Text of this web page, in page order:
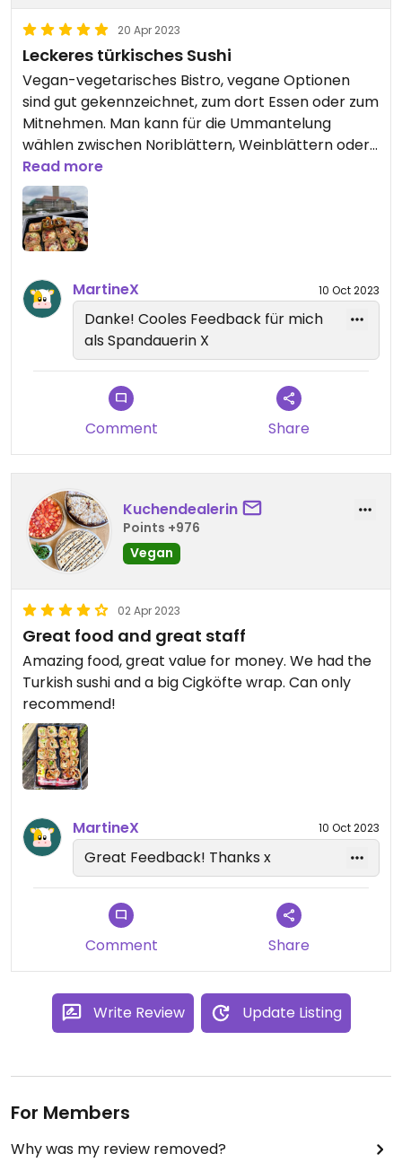
20 Apr 2023
Leckeres türkisches Sushi
Vegan-vegetarisches Bistro, vegane Optionen
sind gut gekennzeichnet, zum dort Essen oder zum
Mitnehmen. Man kann für die Ummantelung
wählen zwischen Noriblättern, Weinblättern oder
Wrap. Ich fand es sehr lecker. Werde bestimmt
nochmal hingehen.
Read more
MartineX 10 Oct 2023
Danke! Cooles Feedback für mich
als Spandauerin X
Comment Share
Kuchendealerin
Points +976
Vegan
02 Apr 2023
Great food and great staff
Amazing food, great value for money. We had the
Turkish sushi and a big Cigköfte wrap. Can only
recommend!
MartineX 10 Oct 2023
Great Feedback! Thanks x
Comment Share
Write Review Update Listing
For Members
Why was my review removed?